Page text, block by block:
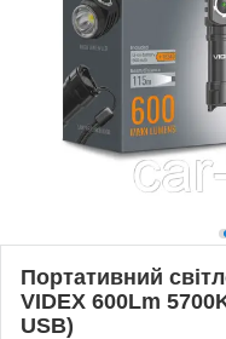
Портативний
VIDEX 600Lm
USB)